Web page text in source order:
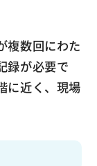
複数回にわた
録が必要で
に近く、現場